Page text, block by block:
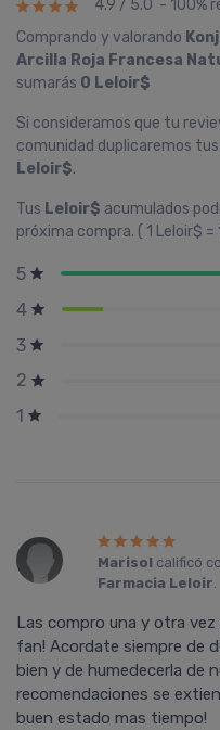
4.9 / 5.0 - 100%
Comprando y valorando
Arcilla Roja Francesa
sumarás 0 Leloir$
Si consideramos que tu
comunidad duplicaremos
Leloir$.
Tus Leloir$ acumulados
próxima compra. ( 1 Leloir$ =
5
4
3
2
1
Marisol calificó
Farmacia Leloir.
Las compro una y otra vez
fan! Acordate siempre de
bien y de humedecerla de
recomendaciones se
buen estado mas tiempo!